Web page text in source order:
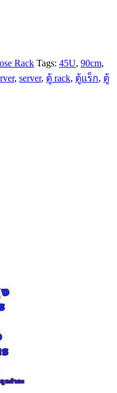
Rack Tags: 45U, 90cm,
, server, ตู้ rack, ตู้แร็ก, ตู้